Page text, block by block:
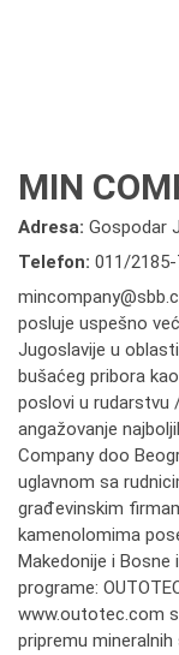
MIN
Adresa: Gospodar
Telefon: 011/2185-
posluje uspešno
Jugoslavije u
bušaćeg pribora
poslovi u rudarstvu
angažovanje
Company doo
uglavnom sa
građevinskim
kamenolomima
Makedonije i Bosne
programe:
www.outotec.com
pripremu